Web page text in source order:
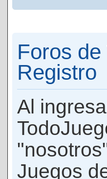
Foros
Registro
Al
Juegos